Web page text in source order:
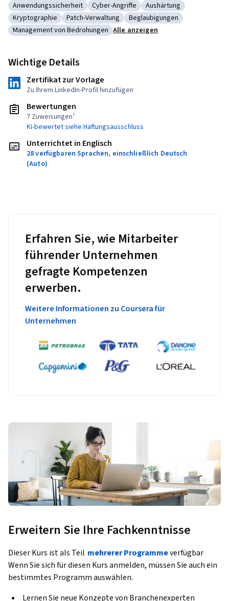
Kategorie: Anwendungssicherheit
Anwendungssicherheit Kategorie: Cyber-Angriffe
Cyber-Angriffe Kategorie: Aushärtung
Aushärtung
Kategorie: Kryptographie
Kryptographie Kategorie: Patch-Verwaltung
Patch-Verwaltung Kategorie: Beglaubigungen
Beglaubigungen
Kategorie: Management von Bedrohungen
Management von Bedrohungen Alle anzeigen
Wichtige Details
Zertifikat zur Vorlage
Zu Ihrem LinkedIn-Profil hinzufügen
Bewertungen
7 Zuweisungen¹
KI-bewertet siehe Haftungsausschluss
Unterrichtet in Englisch
28 verfügbaren Sprachen, einschließlich Deutsch
(Auto)
Erfahren Sie, wie Mitarbeiter
führender Unternehmen
gefragte Kompetenzen
erwerben.
Weitere Informationen zu Coursera für
Unternehmen
Erweitern Sie Ihre Fachkenntnisse
Dieser Kurs ist als Teil mehrerer Programmeverfügbar
Wenn Sie sich für diesen Kurs anmelden, müssen Sie auch ein
bestimmtes Programm auswählen.
Lernen Sie neue Konzepte von Branchenexperten